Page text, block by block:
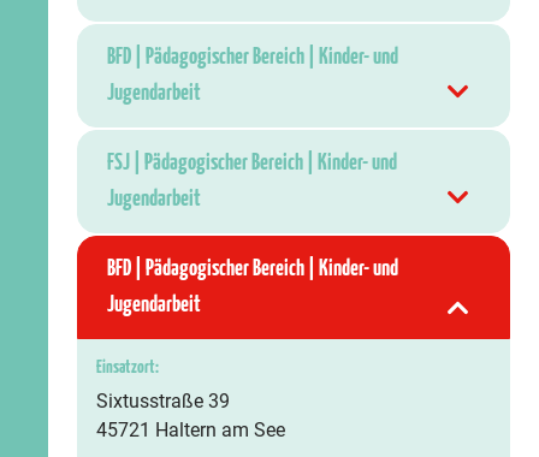
BFD | Pädagogischer Bereich | Kinder- und
Jugendarbeit
FSJ | Pädagogischer Bereich | Kinder- und
Jugendarbeit
BFD | Pädagogischer Bereich | Kinder- und
Jugendarbeit
Einsatzort:
Sixtusstraße 39
45721 Haltern am See